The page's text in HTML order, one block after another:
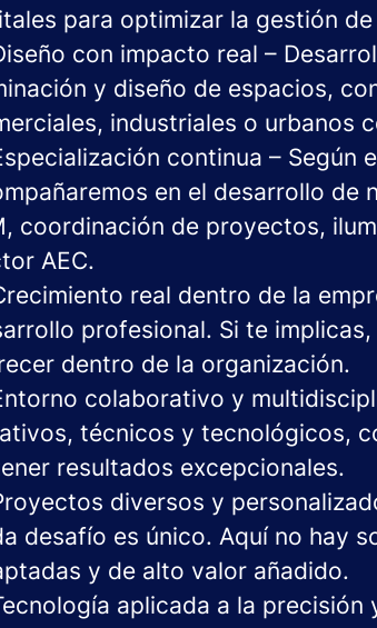
para optimizar la gestión
con impacto real –
y diseño de espacios,
industriales o urbanos
continua – Según
en el desarrollo de
coordinación de proyectos,
AEC.
real dentro de la
profesional. Si te
dentro de la organización.
colaborativo y
técnicos y tecnológicos,
resultados excepcionales.
diversos y
desafío es único. Aquí no hay
y de alto valor añadido.
aplicada a la